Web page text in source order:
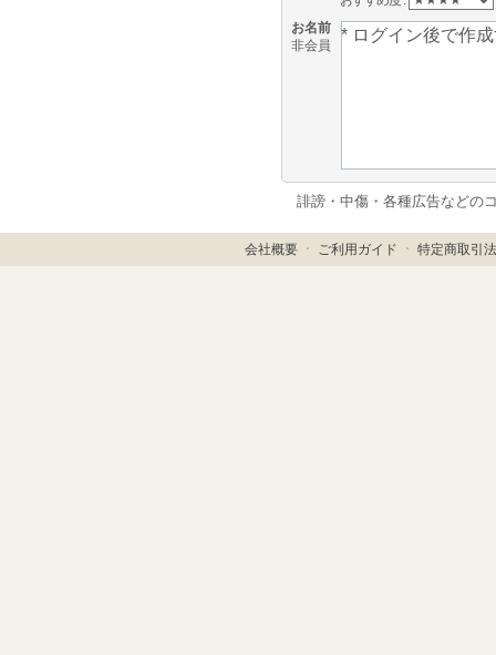
お名前
非会員
誹謗・中傷・各種広告などの
会社概要 ㆍ ご利用ガイド ㆍ特定商取引